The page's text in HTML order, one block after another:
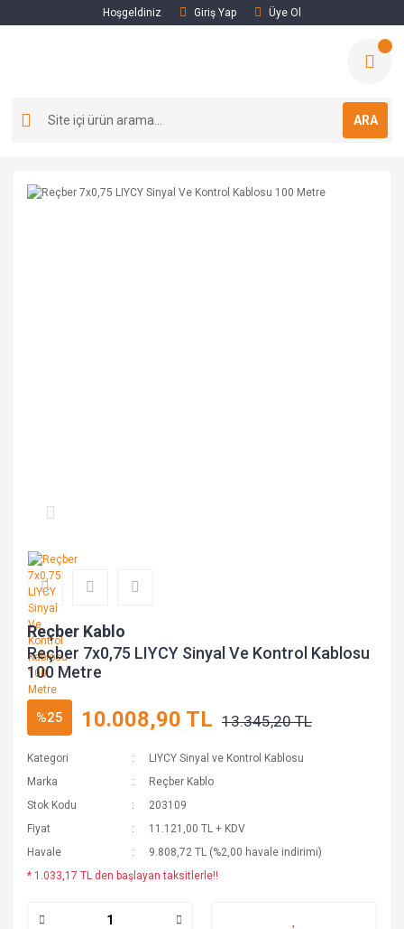
Hoşgeldiniz Giriş Yap Üye Ol
ARA
Reçber Kablo
Reçber 7x0,75 LIYCY Sinyal Ve Kontrol Kablosu
100 Metre
%25 10.008,90 TL 13.345,20 TL
Kategori
LIYCY Sinyal ve Kontrol Kablosu
Marka
Reçber Kablo
Stok Kodu
203109
Fiyat
11.121,00 TL + KDV
Havale
9.808,72 TL (%2,00 havale indirimi)
* 1.033,17 TL den başlayan taksitlerle!!